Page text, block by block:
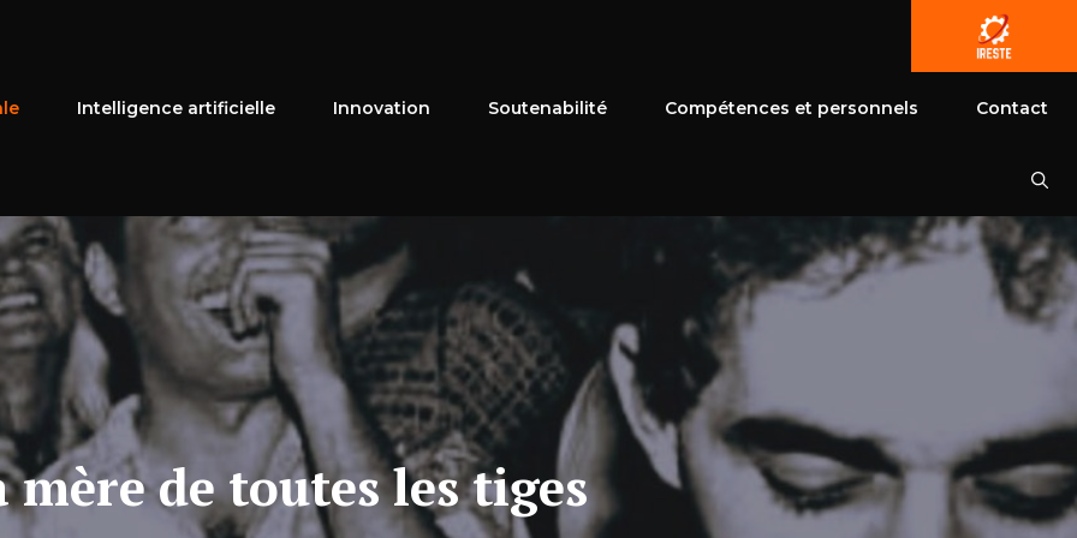
Intelligence artificielle Innovation Soutenabilité Compétences et personnels Contact
mère de toutes les tiges